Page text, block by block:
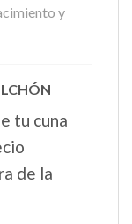
y
tu cuna
de la